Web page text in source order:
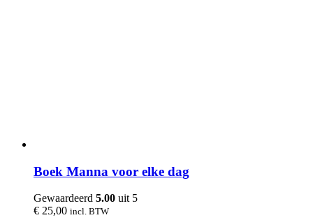
Boek Manna voor elke dag
Gewaardeerd 5.00 uit 5
€ 25,00 incl. BTW